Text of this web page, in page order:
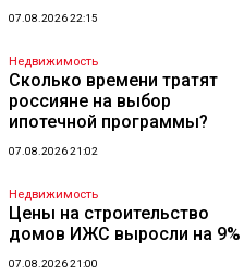
07.08.2026 22:15
Недвижимость
Сколько времени тратят
россияне на выбор
ипотечной программы?
07.08.2026 21:02
Недвижимость
Цены на строительство
домов ИЖС выросли на 9%
07.08.2026 21:00